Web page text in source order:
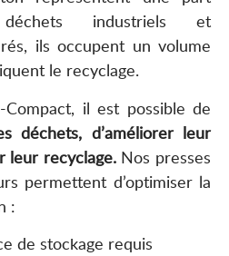
industriels et
ils occupent un volume
le recyclage.
il est possible de
déchets, d’améliorer leur
leur recyclage. Nos presses
permettent d’optimiser la
:
de stockage requis